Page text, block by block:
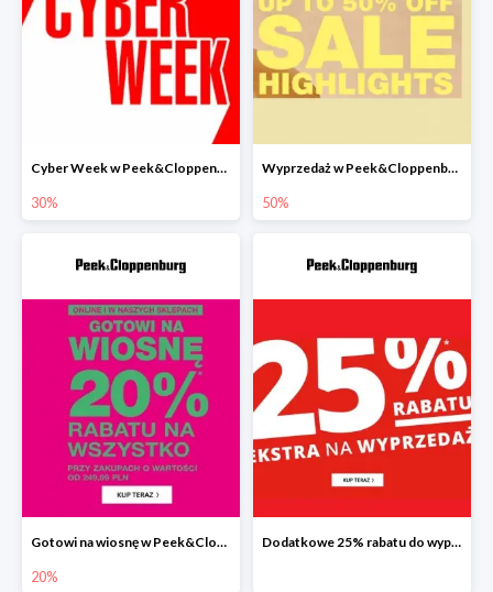
Cyber Week w Peek&Cloppenburg do -30%
30%
Wyprzedaż w Peek&Cloppenburg do -50%
50%
Gotowi na wiosnę w Peek&Cloppenburg wszystko -20%
20%
Dodatkowe 25% rabatu do wyprzedaży w Peek&Cloppenburg